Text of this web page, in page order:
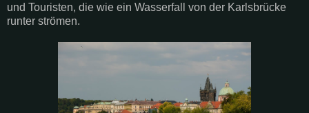
und Touristen, die wie ein Wasserfall von der Karlsbrücke
runter strömen.